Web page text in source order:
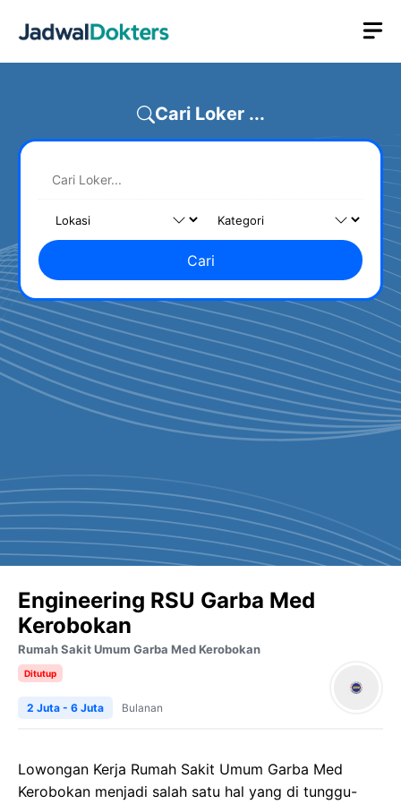
Cari Loker ...
Cari
Engineering RSU Garba Med
Kerobokan
Rumah Sakit Umum Garba Med Kerobokan
Ditutup
2 Juta - 6 Juta Bulanan
Lowongan Kerja Rumah Sakit Umum Garba Med
Kerobokan menjadi salah satu hal yang di tunggu-